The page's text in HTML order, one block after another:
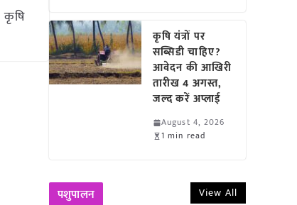
कृषि
कृषि यंत्रों पर
सब्सिडी चाहिए?
आवेदन की आखिरी
तारीख 4 अगस्त,
जल्द करें अप्लाई
August 4, 2026
1 min read
पशुपालन View All